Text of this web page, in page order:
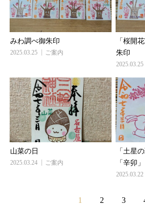
みわ調べ御朱印
2025.03.25 ご案内
「桜開
朱印
2025.03.25
山菜の日
2025.03.24 ご案内
「土星
「辛卯
2025.03.22
1 2 3